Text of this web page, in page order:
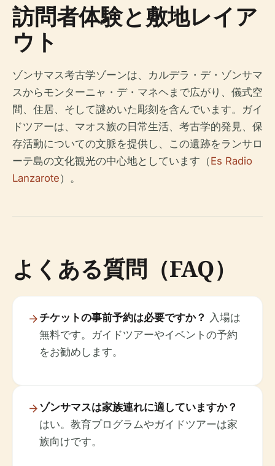
訪問者体験と敷地レイア
ウト
ゾンサマス考古学ゾーンは、カルデラ・デ・ゾンサマ
スからモンターニャ・デ・マネヘまで広がり、儀式空
間、住居、そして謎めいた彫刻を含んでいます。ガイ
ドツアーは、マオス族の日常生活、考古学的発見、保
存活動についての文脈を提供し、この遺跡をランサロ
ーテ島の文化観光の中心地としています（Es Radio
Lanzarote）。
よくある質問（FAQ）
チケットの事前予約は必要ですか？ 入場は
無料です。ガイドツアーやイベントの予約
をお勧めします。
ゾンサマスは家族連れに適していますか？
はい。教育プログラムやガイドツアーは家
族向けです。